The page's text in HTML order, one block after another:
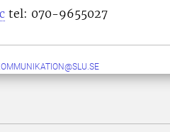
tel: 070-9655027